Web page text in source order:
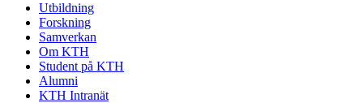
Utbildning
Forskning
Samverkan
Om KTH
Student på KTH
Alumni
KTH Intranät